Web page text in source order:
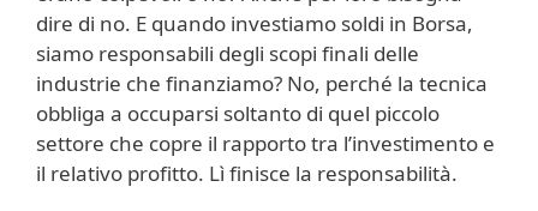
dire di no. E quando investiamo soldi in Borsa,
siamo responsabili degli scopi finali delle
industrie che finanziamo? No, perché la tecnica
obbliga a occuparsi soltanto di quel piccolo
settore che copre il rapporto tra l’investimento e
il relativo profitto. Lì finisce la responsabilità.